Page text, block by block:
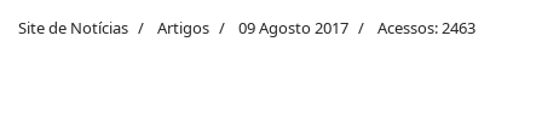
Site de Notícias Artigos 09 Agosto 2017 Acessos: 2463